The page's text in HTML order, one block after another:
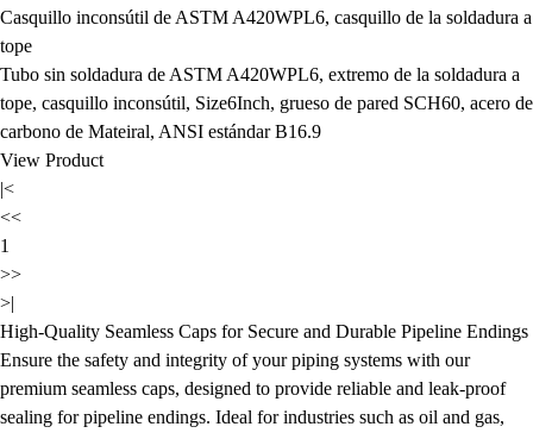
Casquillo inconsútil de ASTM A420WPL6, casquillo de la soldadura a
tope
Tubo sin soldadura de ASTM A420WPL6, extremo de la soldadura a
tope, casquillo inconsútil, Size6Inch, grueso de pared SCH60, acero de
carbono de Mateiral, ANSI estándar B16.9
View Product
|<
<<
1
>>
>|
High-Quality Seamless Caps for Secure and Durable Pipeline Endings
Ensure the safety and integrity of your piping systems with our
premium seamless caps, designed to provide reliable and leak-proof
sealing for pipeline endings. Ideal for industries such as oil and gas,